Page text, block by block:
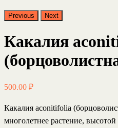
Previous Next
Какалия
500.00 ₽
Какалия aconitifolia
многолетнее растение,